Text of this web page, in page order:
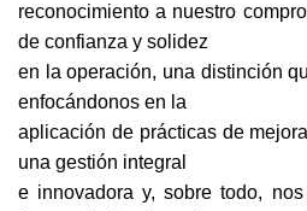
reconocimiento a nuestro
de confianza y solidez
en la operación, una distinción
enfocándonos en la
aplicación de prácticas de
una gestión integral
e innovadora y, sobre todo,